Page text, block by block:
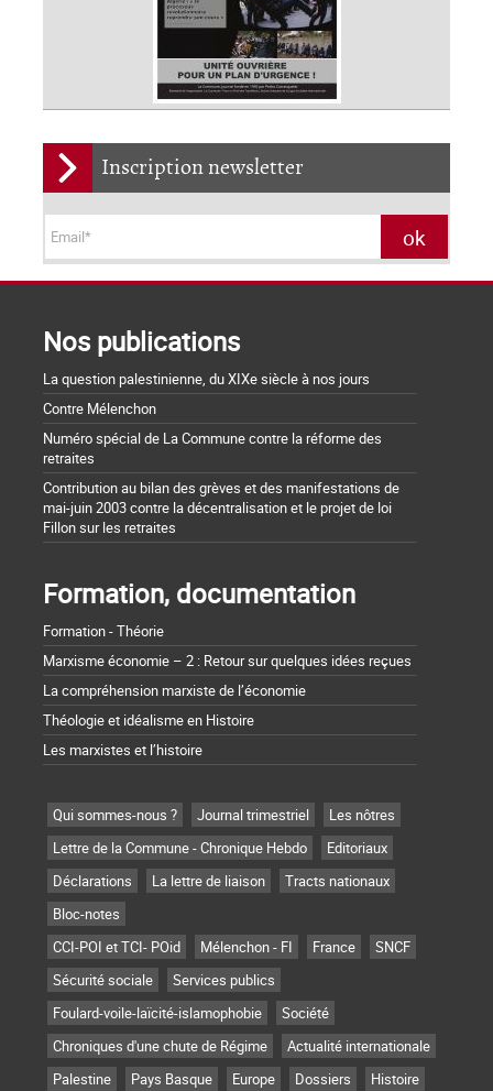
Inscription newsletter
Nos publications
La question palestinienne, du XIXe siècle à nos jours
Contre Mélenchon
Numéro spécial de La Commune contre la réforme des
retraites
Contribution au bilan des grèves et des manifestations de
mai-juin 2003 contre la décentralisation et le projet de loi
Fillon sur les retraites
Formation, documentation
Formation - Théorie
Marxisme économie – 2 : Retour sur quelques idées reçues
La compréhension marxiste de l’économie
Théologie et idéalisme en Histoire
Les marxistes et l’histoire
Qui sommes-nous ? Journal trimestriel
Les nôtres
Lettre de la Commune - Chronique Hebdo
Editoriaux
Déclarations
La lettre de liaison
Tracts nationaux
Bloc-notes
CCI-POI et TCI- POid
Mélenchon - FI France
SNCF
Sécurité sociale
Services publics
Foulard-voile-laïcité-islamophobie
Société
Chroniques d'une chute de Régime
Actualité internationale
Palestine
Pays Basque Europe Dossiers
Histoire